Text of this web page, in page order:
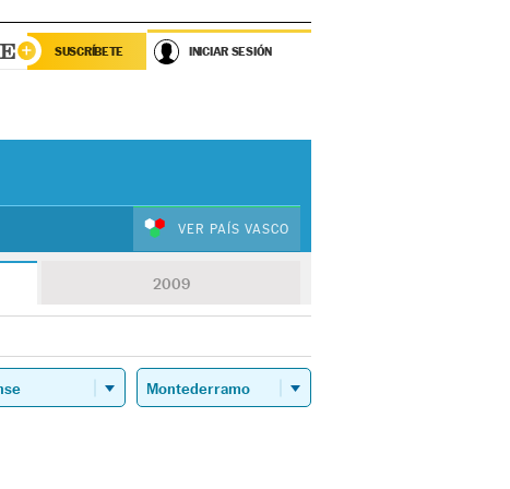
SUSCRÍBETE INICIAR SESIÓN
VER PAÍS VASCO
2009